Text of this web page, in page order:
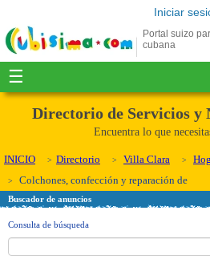
Iniciar
Portal suizo
cubana
☰
Directorio de Servicios y
Encuentra lo que
INICIO Directorio Villa Clara
Colchones, confección y reparación de
Buscador de anuncios
Consulta de búsqueda